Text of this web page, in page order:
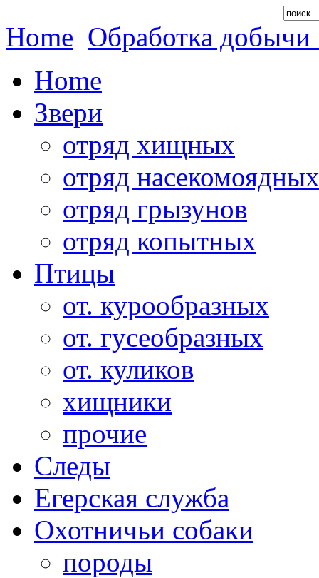
Home Обработка
Home
Звери
отряд хищных
отряд насекомоядных
отряд грызунов
отряд копытных
Птицы
от. курообразных
от. гусеобразных
от. куликов
хищники
прочие
Следы
Егерская служба
Охотничьи собаки
породы